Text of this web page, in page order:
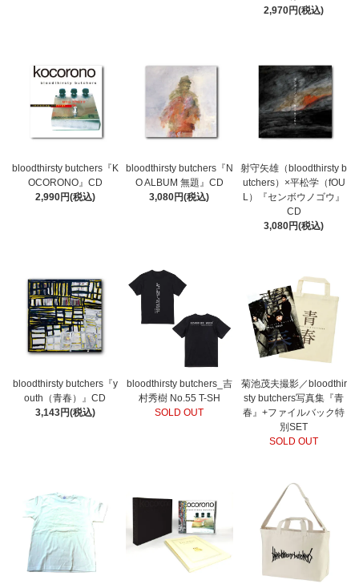
2,970円(税込)
bloodthirsty butchers『K
OCORONO』CD
2,990円(税込)
bloodthirsty butchers『N
O ALBUM 無題』CD
3,080円(税込)
射守矢雄（bloodthirsty b
utchers）×平松学（fOU
L）『センボウノゴウ』
CD
3,080円(税込)
bloodthirsty butchers『y
outh（青春）』CD
3,143円(税込)
bloodthirsty butchers_吉
村秀樹 No.55 T-SH
SOLD OUT
菊池茂夫撮影／bloodthir
sty butchers写真集『青
春』+ファイルバック特
別SET
SOLD OUT